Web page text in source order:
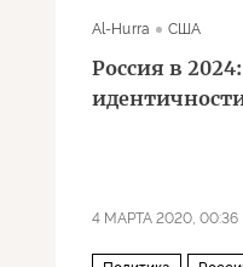
Al-Hurra
США
Россия в
4 МАРТА 2020, 00:36